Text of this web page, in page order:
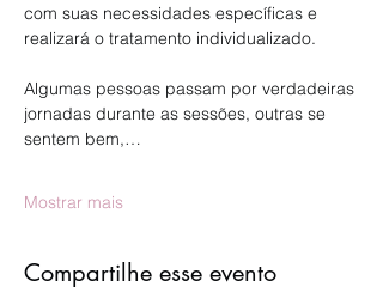
com suas necessidades específicas e
realizará o tratamento individualizado.
Algumas pessoas passam por verdadeiras
jornadas durante as sessões, outras se
sentem bem,…
Mostrar mais
Compartilhe esse evento